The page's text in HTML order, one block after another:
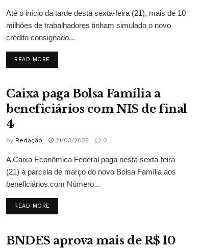
Até o início da tarde desta sexta-feira (21), mais de 10
milhões de trabalhadores tinham simulado o novo
crédito consignado...
READ MOREDETAILS
Caixa paga Bolsa Família a
beneficiários com NIS de final
4
by Redação 21/03/2025 0
A Caixa Econômica Federal paga nesta sexta-feira
(21) a parcela de março do novo Bolsa Família aos
beneficiários com Número...
READ MOREDETAILS
BNDES aprova mais de R$ 10